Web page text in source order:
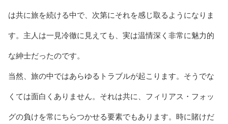
は共に旅を続ける中で、次第にそれを感じ取るようになりま
す。主人は一見冷徹に見えても、実は温情深く非常に魅力的
な紳士だったのです。
当然、旅の中ではあらゆるトラブルが起こります。そうでな
くては面白くありません。それは共に、フィリアス・フォッ
グの負けを常にちらつかせる要素でもあります。時に賭けだ